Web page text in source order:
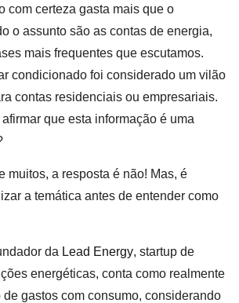
com certeza gasta mais que o
o assunto são as contas de energia,
mais frequentes que escutamos.
condicionado foi considerado um vilão
contas residenciais ou empresariais.
que esta informação é uma
muitos, a resposta é não! Mas, é
a temática antes de entender como
da Lead Energy, startup de
energéticas, conta como realmente
gastos com consumo, considerando